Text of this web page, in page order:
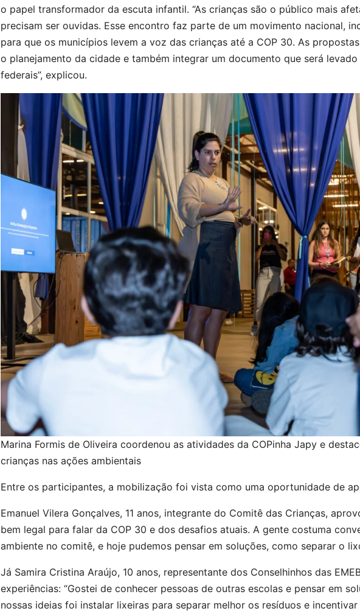
o papel transformador da escuta infantil. “As crianças são o público mais
precisam ser ouvidas. Esse encontro faz parte de um movimento nacional,
para que os municípios levem a voz das crianças até a COP 30. As
o planejamento da cidade e também integrar um documento que será
federais”, explicou.
Marina Formis de Oliveira coordenou as atividades da COPinha Japy e
crianças nas ações ambientais
Entre os participantes, a mobilização foi vista como uma oportunidade de
Emanuel Vilera Gonçalves, 11 anos, integrante do Comitê das Crianças,
bem legal para falar da COP 30 e dos desafios atuais. A gente costuma
ambiente no comitê, e hoje pudemos pensar em soluções, como separar o
Já Samira Cristina Araújo, 10 anos, representante dos Conselhinhos das
experiências: “Gostei de conhecer pessoas de outras escolas e pensar em
nossas ideias foi instalar lixeiras para separar melhor os resíduos e